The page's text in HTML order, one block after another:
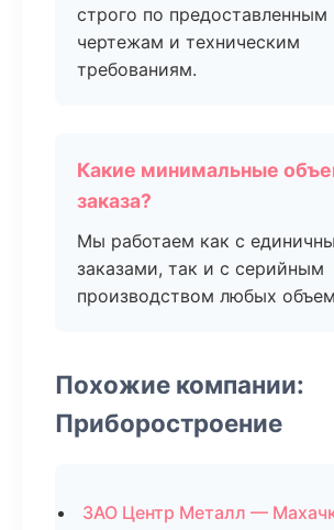
строго по предоставленным
чертежам и техническим
требованиям.
Какие минимальные
заказа?
Мы работаем как с
заказами, так и с серийным
производством любых
Похожие компании:
Приборостроение
ЗАО Центр Металл —